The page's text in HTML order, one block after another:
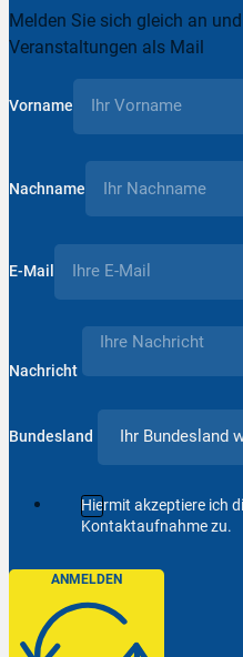
Melden Sie sich gleich an
Veranstaltungen als Mail
Vorname
Nachname
E-Mail
Nachricht
Bundesland
Hiermit akzeptiere ich
Kontaktaufnahme zu.
ANMELDEN